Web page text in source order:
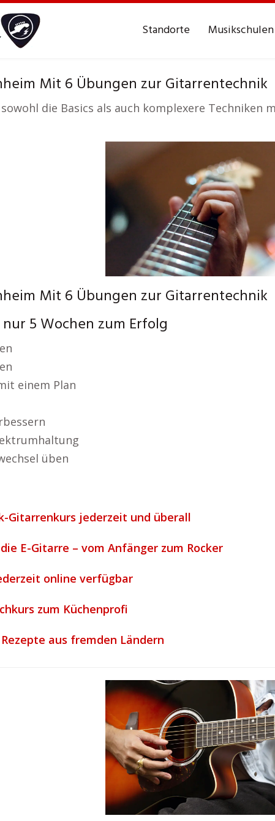
Standorte
Mit 6 Übungen zur Gitarrentechnik
die Basics als auch komplexere Techniken
Mit 6 Übungen zur Gitarrentechnik
5 Wochen zum Erfolg
einem Plan
üben
Gitarrenkurs jederzeit und überall
E-Gitarre – vom Anfänger zum Rocker
online verfügbar
zum Küchenprofi
aus fremden Ländern